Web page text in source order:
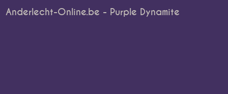
Anderlecht-Online.be - Purple Dynamite